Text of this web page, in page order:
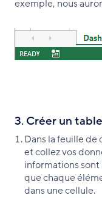
exemple, nous
3. Créer un
Dans la feuille
et collez vos
informations sont
que chaque
dans une cellule.